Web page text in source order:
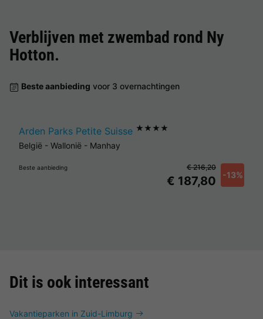
Verblijven met zwembad rond Ny
Hotton.
Beste aanbieding voor 3 overnachtingen
Arden Parks Petite Suisse ★★★★
België - Wallonië - Manhay
Beste aanbieding
€ 187,80 -13%
€ 216,20
Dit is ook interessant
Vakantieparken in Zuid-Limburg